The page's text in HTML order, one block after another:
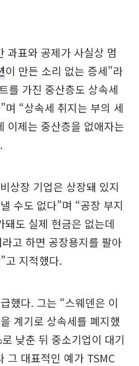
과표와 공제가 사실상 멈
이 만든 소리 없는 증세”라
를 가진 중산층도 상속세
며 “상속세 취지는 부의 세
이제는 중산층을 없애자는
상장 기업은 상장돼 있지
수도 없다”며 “공장 부지
도 실제 현금은 없는데
고 하면 공장용지를 팔아
고 지적했다.
했다. 그는 “스웨덴은 이
계기로 상속세를 폐지했
낮춘 뒤 중소기업이 대기
그 대표적인 예가 TSMC